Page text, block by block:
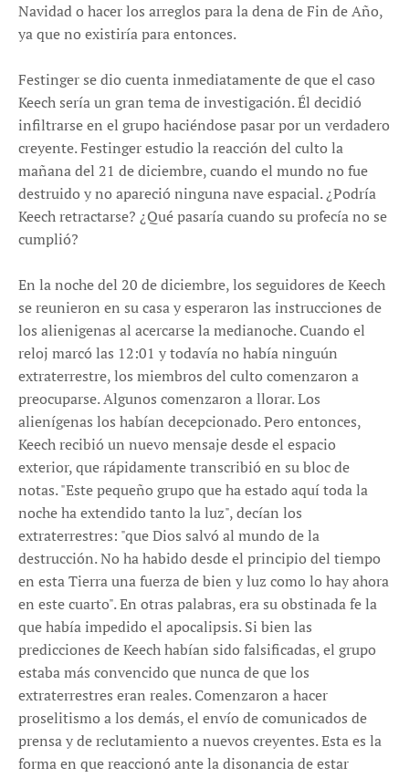
Navidad o hacer los arreglos para la dena de Fin de Año,
ya que no existiría para entonces.
Festinger se dio cuenta inmediatamente de que el caso
Keech sería un gran tema de investigación. Él decidió
infiltrarse en el grupo haciéndose pasar por un verdadero
creyente. Festinger estudio la reacción del culto la
mañana del 21 de diciembre, cuando el mundo no fue
destruido y no apareció ninguna nave espacial. ¿Podría
Keech retractarse? ¿Qué pasaría cuando su profecía no se
cumplió?
En la noche del 20 de diciembre, los seguidores de Keech
se reunieron en su casa y esperaron las instrucciones de
los alienigenas al acercarse la medianoche. Cuando el
reloj marcó las 12:01 y todavía no había ninguún
extraterrestre, los miembros del culto comenzaron a
preocuparse. Algunos comenzaron a llorar. Los
alienígenas los habían decepcionado. Pero entonces,
Keech recibió un nuevo mensaje desde el espacio
exterior, que rápidamente transcribió en su bloc de
notas. "Este pequeño grupo que ha estado aquí toda la
noche ha extendido tanto la luz", decían los
extraterrestres: "que Dios salvó al mundo de la
destrucción. No ha habido desde el principio del tiempo
en esta Tierra una fuerza de bien y luz como lo hay ahora
en este cuarto". En otras palabras, era su obstinada fe la
que había impedido el apocalipsis. Si bien las
predicciones de Keech habían sido falsificadas, el grupo
estaba más convencido que nunca de que los
extraterrestres eran reales. Comenzaron a hacer
proselitismo a los demás, el envío de comunicados de
prensa y de reclutamiento a nuevos creyentes. Esta es la
forma en que reaccionó ante la disonancia de estar